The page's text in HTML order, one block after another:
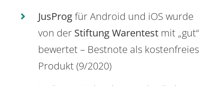
JusProgfür Android und iOS wurde
von der Stiftung Warentest mit „gut“
bewertet – Bestnote als kostenfreies
Produkt (9/2020)